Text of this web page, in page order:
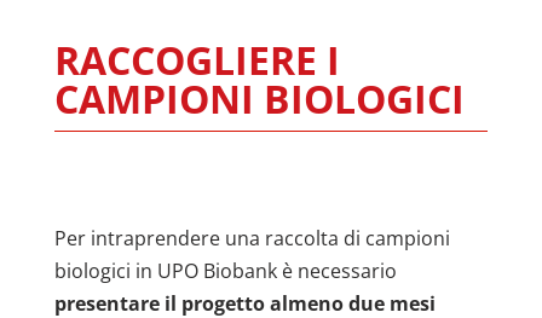
RACCOGLIERE I
CAMPIONI BIOLOGICI
Per intraprendere una raccolta di campioni
biologici in UPO Biobank è necessario
presentare il progetto almeno due mesi